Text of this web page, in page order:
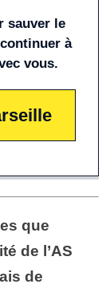
sauver le
à
vous.
que
de l’AS
de